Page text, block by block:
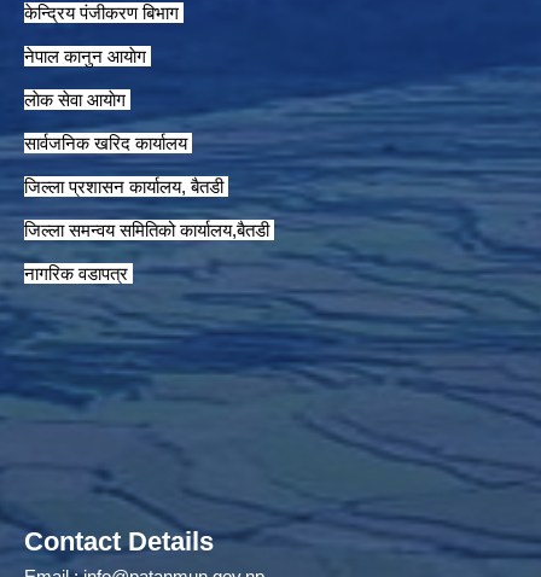
केन्द्रिय पंजीकरण बिभाग
नेपाल कानुन आयाेग
लाेक सेवा आयाेग
सार्वजनिक खरिद कार्यालय
जिल्ला प्रशासन कार्यालय, बैतडी
जिल्ला समन्वय समितिको कार्यालय,बैतडी
नागरिक वडापत्र
Contact Details